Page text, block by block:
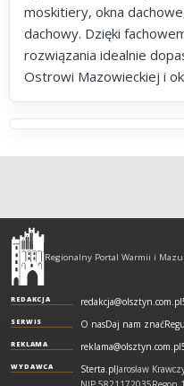
moskitiery, okna
dachowy. Dzięki
rozwiązania idealnie
Ostrowi Mazowieckiej i
Olsztyn
-
regionalny
portal
Warmii
i
Mazur
Regionalny Portal Warmii i
REDAKCJA redakcja@olsztyn.com.pl
SERWIS O nasDaj nam znać
REKLAMA reklama@olsztyn.com.pl
WYDAWCA Sterta.plJarosław